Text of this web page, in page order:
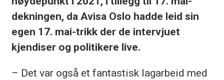
dekningen, da Avisa Oslo hadde leid sin
egen 17. mai-trikk der de intervjuet
kjendiser og politikere live.
– Det var også et fantastisk lagarbeid med